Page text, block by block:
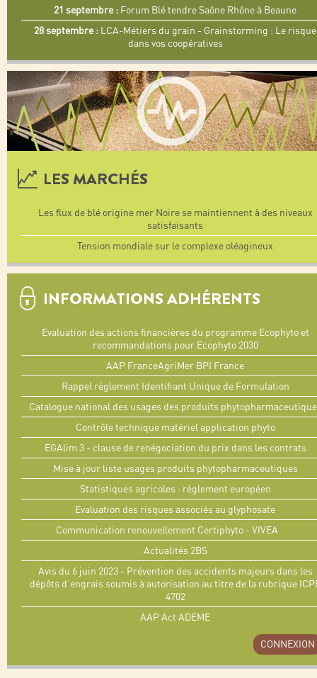
21 septembre : Forum Blé tendre Saône Rhône à Beaune
28 septembre : LCA-Métiers du grain - Grainstorming : Le risque
dans vos coopératives
LES MARCHÉS
Les flux de blé origine mer Noire se maintiennent à des niveaux
satisfaisants
Tension mondiale sur le complexe oléagineux
INFORMATIONS ADHÉRENTS
Evaluation des actions financières du programme Ecophyto et
recommandations pour Ecophyto 2030
AAP FranceAgriMer BPI France
Rappel règlement Identifiant Unique de Formulation
Catalogue national des usages des produits
Contrôle technique matériel application phyto
EGAlim 3 - clause de renégociation du prix dans les contrats
Mise à jour liste usages produits phytopharmaceutiques
Statistiques agricoles : règlement européen
Evaluation des risques associés au glyphosate
Communication renouvellement Certiphyto - VIVEA
Actualités 2BS
Avis du 6 juin 2023 - Prévention des accidents majeurs dans les
dépôts d’engrais soumis à autorisation au titre de la rubrique
4702
AAP Act ADEME
CONNEXION